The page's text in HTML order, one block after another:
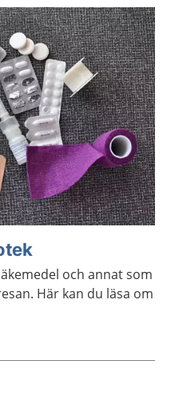
och annat som
Här kan du läsa om